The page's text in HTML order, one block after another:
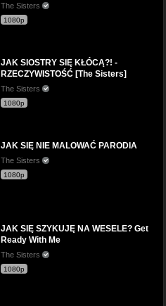
The Sisters
1080p
JAK SIOSTRY SIĘ KŁÓCĄ?! -
RZECZYWISTOŚĆ [The Sisters]
The Sisters
1080p
JAK SIĘ NIE MALOWAĆ PARODIA
The Sisters
1080p
JAK SIĘ SZYKUJĘ NA WESELE? Get
Ready With Me
The Sisters
1080p